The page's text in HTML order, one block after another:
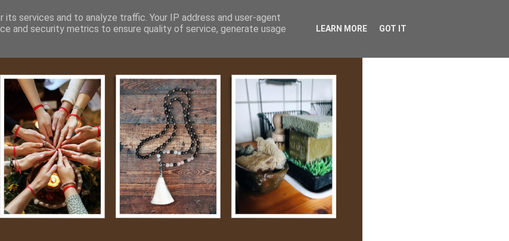
services and to analyze traffic. Your IP address and user-agent
and security metrics to ensure quality of service, generate usage
LEARN MORE GOT IT